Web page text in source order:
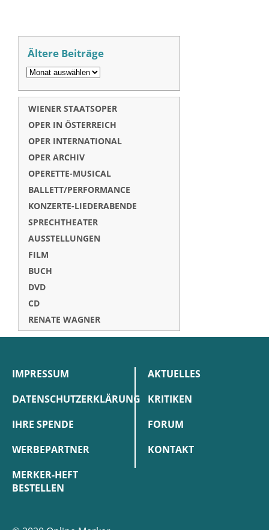
Ältere Beiträge
WIENER STAATSOPER
OPER IN ÖSTERREICH
OPER INTERNATIONAL
OPER ARCHIV
OPERETTE-MUSICAL
BALLETT/PERFORMANCE
KONZERTE-LIEDERABENDE
SPRECHTHEATER
AUSSTELLUNGEN
FILM
BUCH
DVD
CD
RENATE WAGNER
IMPRESSUM
DATENSCHUTZERKLÄRUNG
IHRE SPENDE
WERBEPARTNER
MERKER-HEFT
BESTELLEN
AKTUELLES
KRITIKEN
FORUM
KONTAKT